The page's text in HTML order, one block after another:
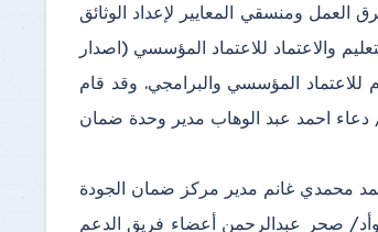
الفني اللازم لفرق العمل ومنسقي المعايير لإعداد الوثائق
والاعتماد للاعتماد المؤسسي (اصدار
الكلية للتقدم للاعتماد المؤسسي والبرامجي. وقد قام
دعاء احمد عبد الوهاب مدير وحدة ضمان
محمدي غانم مدير مركز ضمان الجودة
وأد/ صحر عبدالرحمن أعضاء فريق الدعم